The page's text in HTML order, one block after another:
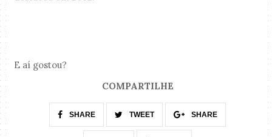
E aí gostou?
COMPARTILHE
SHARE TWEET SHARE